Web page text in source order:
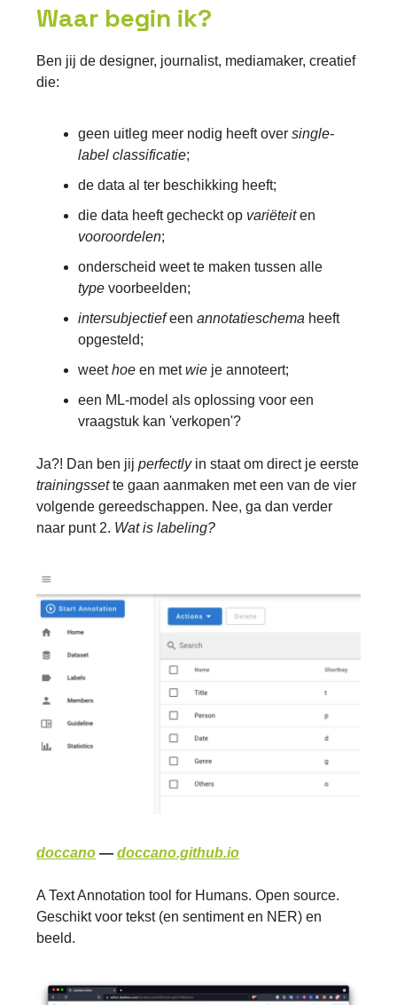
Waar begin ik?
Ben jij de designer, journalist, mediamaker, creatief
die:
geen uitleg meer nodig heeft over single-
label classificatie;
de data al ter beschikking heeft;
die data heeft gecheckt op variëteiten
vooroordelen;
onderscheid weet te maken tussen alle
type voorbeelden;
intersubjectiefeen annotatieschema heeft
opgesteld;
weethoe en metwie je annoteert;
een ML-model als oplossing voor een
vraagstuk kan 'verkopen'?
Ja?! Dan ben jij perfectlyin staat om direct je eerste
trainingssette gaan aanmaken met een van de vier
volgende gereedschappen. Nee, ga dan verder
naar punt 2. Wat is labeling?
doccano — doccano.github.io
A Text Annotation tool for Humans. Open source.
Geschikt voor tekst (en sentiment en NER) en
beeld.